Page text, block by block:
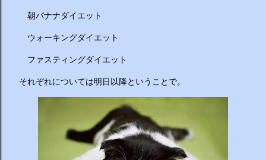
ビ朝日が選んだ『青少年に見てもらいたい番組』です。 体重
ーチから分かりやすくお答えします！ 🥦 1. 人はなぜ太るの
か？ 根本的な理由は非常にシンプルで、「摂取カロリー（食
す。 消費しきれずに余ったエネルギーは、万が一の飢餓に備
えるための「脂肪」として身体に蓄えられます。現代はいつ
でも高カロリーな食べ物が手に入るため、意識しないと簡単
にエネルギー過多になってしまいます。 🥗 2. 野菜を先に食
べるのは効果があるの？ 非常に効果があります。 （ベジタ
ブルファーストと呼ばれます） 野菜に含まれる食物繊維が、
朝バナナダイエット
ウォーキングダイエット
ファスティングダイエット
それぞれについては明日以降ということで。